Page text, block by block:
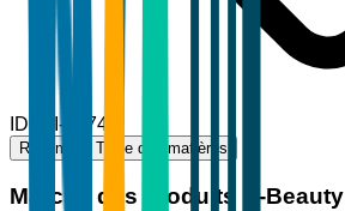
ID TBI-81747
Résumé Table des matières
Marché des produits K-Beauty